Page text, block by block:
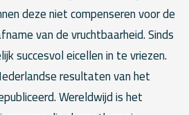
deze niet compenseren voor de
van de vruchtbaarheid. Sinds
succesvol eicellen in te vriezen.
resultaten van het
Wereldwijd is het